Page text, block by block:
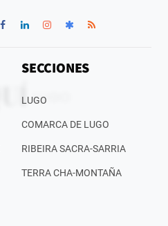
SECCIONES
LUGO
COMARCA DE LUGO
RIBEIRA SACRA-SARRIA
TERRA CHA-MONTAÑA